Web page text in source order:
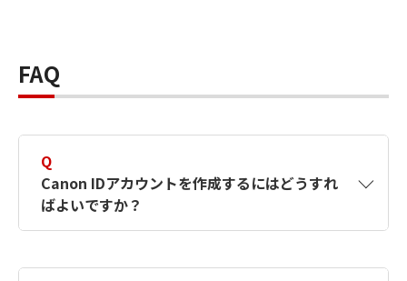
FAQ
Q
Canon IDアカウントを作成するにはどうすれ
ばよいですか？